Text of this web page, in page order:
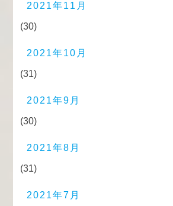
2021年11月
(30)
2021年10月
(31)
2021年9月
(30)
2021年8月
(31)
2021年7月